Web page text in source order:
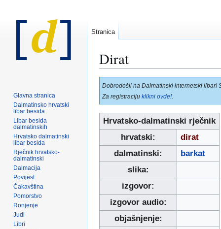
Dirat
Prijeđi
na
navigaciju
Prijeđi
na
pretraživanje
Dobrodošli na Dalmatinski internetski libar!
Za registraciju klikni ovde!
Hrvatsko-dalmatinski rječnik
hrvatski:
dirat
dalmatinski:
barkat
slika:
izgovor:
izgovor audio:
objašnjenje:
Stranica
Glavna stranica
Dalmatinsko hrvatski
libar besida
Libar besida
dalmatinskih
Hrvatsko dalmatinski
libar besida
Rječnik hrvatsko-
dalmatinski
Dalmacija
Povijest
Čakavština
Pomorstvo
Ronjenje
Judi
Libri